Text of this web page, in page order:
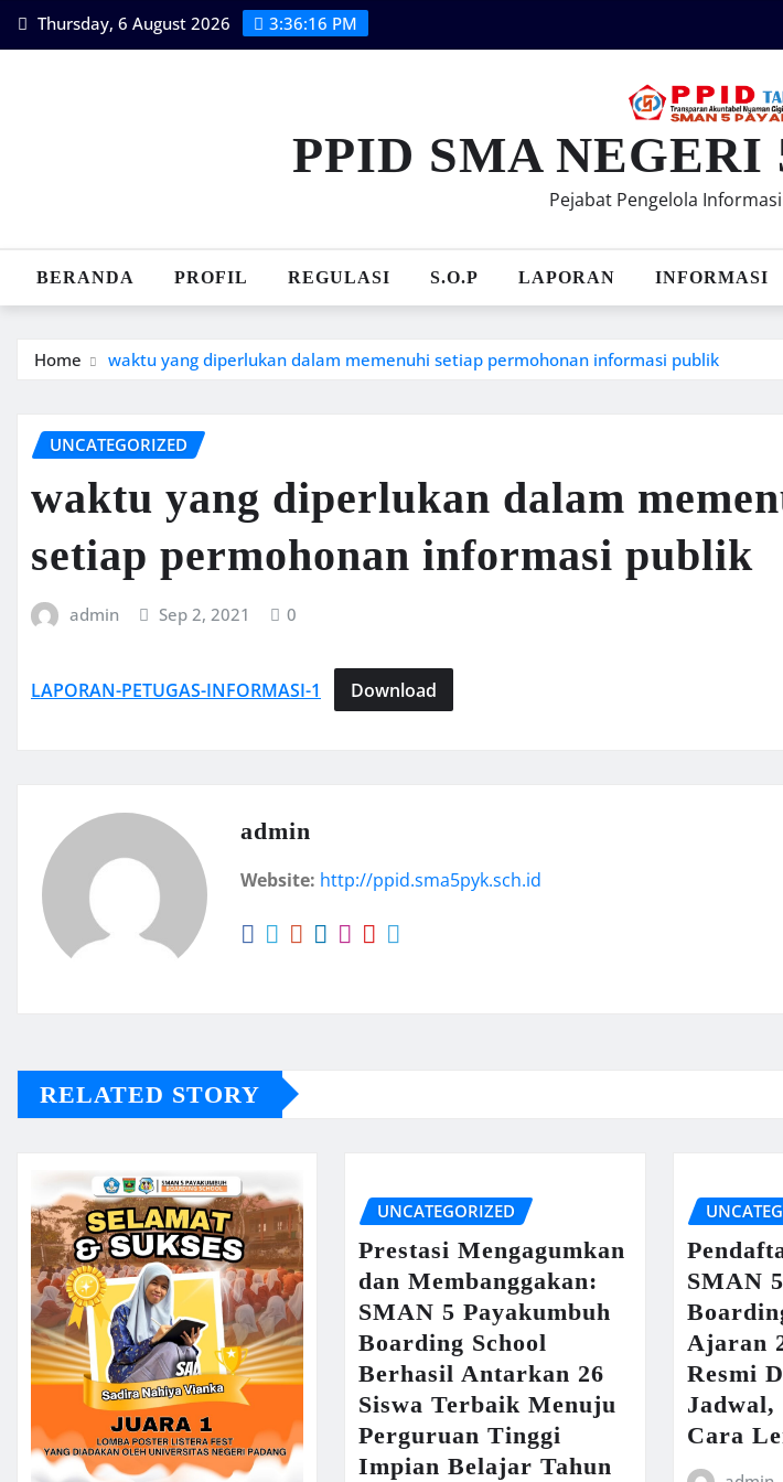
Skip Thursday, 6 August 2026 3:36:16 PM
PPID SMA NEGERI
Pejabat Pengelola
BERANDA PROFIL REGULASI S.O.P LAPORAN INFORMASI
Home waktu yang diperlukan dalam memenuhi setiap permohonan informasi publik
UNCATEGORIZED
waktu yang diperlukan dalam
setiap permohonan informasi publik
admin Sep 2, 2021 0
LAPORAN-PETUGAS-INFORMASI-1 Download
admin
Website: http://ppid.sma5pyk.sch.id
RELATED STORY
UNCATEGORIZED
Prestasi Mengagumkan
dan Membanggakan:
SMAN 5 Payakumbuh
Boarding School
Berhasil Antarkan 26
Siswa Terbaik Menuju
Perguruan Tinggi
Impian Belajar Tahun
SMAN
Ajaran
Resmi
Jadwal,
Cara